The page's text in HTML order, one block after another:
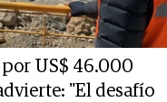
US$ 46.000
"El desafío